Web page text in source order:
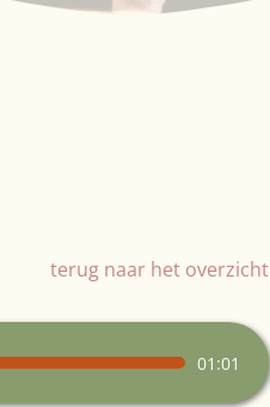
terug naar het overzicht
01:01